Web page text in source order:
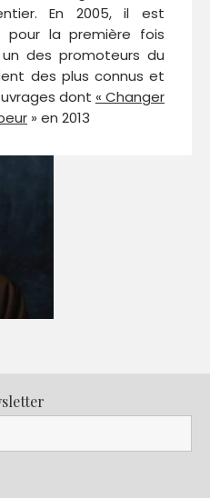
En 2005, il est
pour la première fois
des promoteurs du
des plus connus et
dont « Changer
» en 2013